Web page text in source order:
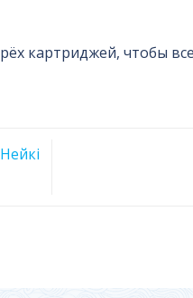
картриджей, чтобы